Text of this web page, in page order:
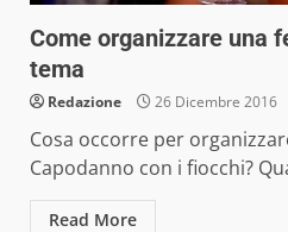
Come organizzare una
tema
Redazione 26 Dicembre 2016
Cosa occorre per
Capodanno con i fiocchi?
Read More